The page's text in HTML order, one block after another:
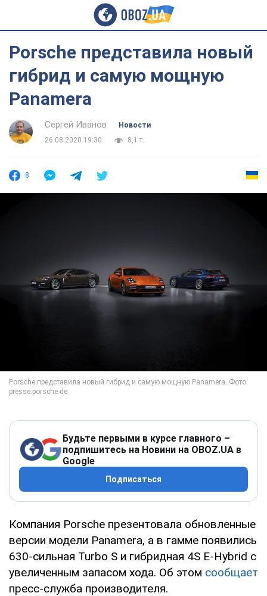
Porsche представила новый
гибрид и самую мощную
Panamera
Сергей Иванов
Новости
26.08.2020 19:30
8,1 т.
8
Будьте первыми в курсе главного –
подпишитесь на Новини на OBOZ.UA в
Google
Подписаться
Компания Porsche презентовала обновленные
версии модели Panamera, а в гамме появились
630-сильная Turbo S и гибридная 4S E-Hybrid с
увеличенным запасом хода. Об этом сообщает
пресс-служба производителя.